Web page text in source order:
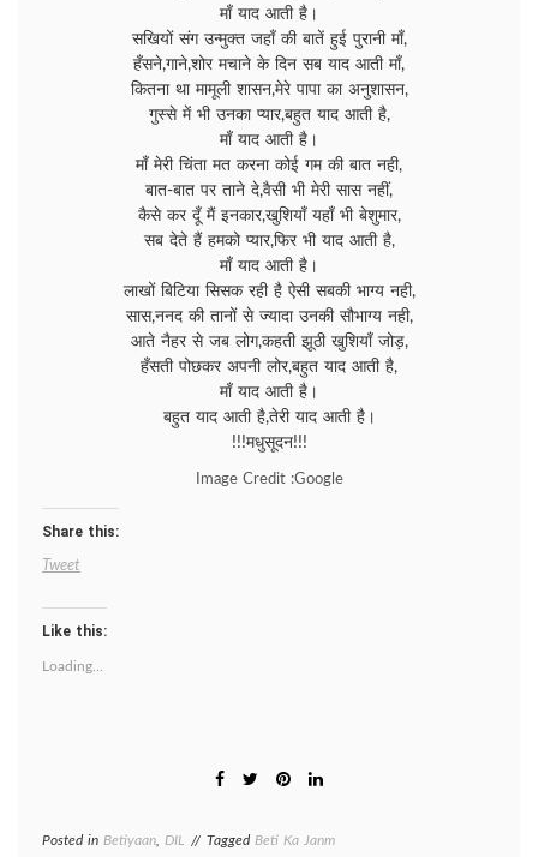
माँ याद आती है।
सखियों संग उन्मुक्त जहाँ की बातें हुई पुरानी माँ,
हँसने,गाने,शोर मचाने के दिन सब याद आती माँ,
कितना था मामूली शासन,मेरे पापा का अनुशासन,
गुस्से में भी उनका प्यार,बहुत याद आती है,
माँ याद आती है।
माँ मेरी चिंता मत करना कोई गम की बात नही,
बात-बात पर ताने दे,वैसी भी मेरी सास नहीं,
कैसे कर दूँ मैं इनकार,खुशियाँ यहाँ भी बेशुमार,
सब देते हैं हमको प्यार,फिर भी याद आती है,
माँ याद आती है।
लाखों बिटिया सिसक रही है ऐसी सबकी भाग्य नही,
सास,ननद की तानों से ज्यादा उनकी सौभाग्य नही,
आते नैहर से जब लोग,कहती झूठी खुशियाँ जोड़,
हँसती पोछकर अपनी लोर,बहुत याद आती है,
माँ याद आती है।
बहुत याद आती है,तेरी याद आती है।
!!!मधुसूदन!!!
Image Credit :Google
Share this:
Tweet
Like this:
Loading...
Posted in Betiyaan DIL Tagged Beti Ka Janm